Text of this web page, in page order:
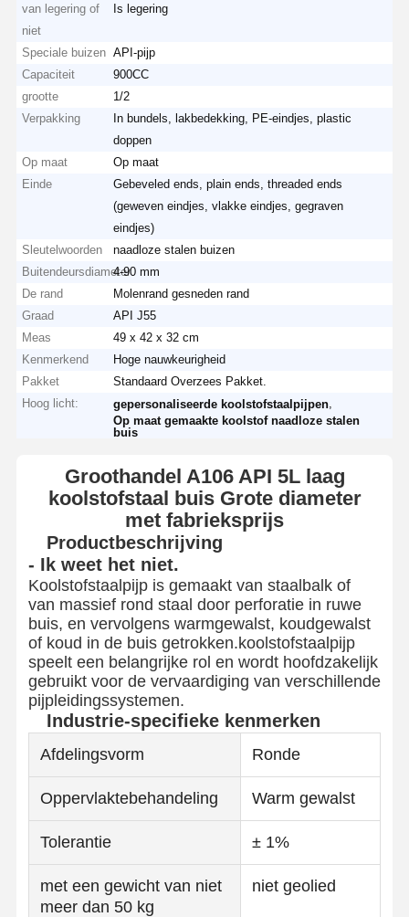
van legering of
niet
Is legering
Speciale buizen API-pijp
Capaciteit
900CC
grootte
1/2
Verpakking
In bundels, lakbedekking, PE-eindjes, plastic
doppen
Op maat
Op maat
Einde
Gebeveled ends, plain ends, threaded ends
(geweven eindjes, vlakke eindjes, gegraven
eindjes)
Sleutelwoorden
naadloze stalen buizen
Buitendeursdiameter4-90 mm
De rand
Molenrand gesneden rand
Graad
API J55
Meas
49 x 42 x 32 cm
Kenmerkend
Hoge nauwkeurigheid
Pakket
Standaard Overzees Pakket.
Hoog licht:
gepersonaliseerde koolstofstaalpijpen
Op maat gemaakte koolstof naadloze stalen
buis
Groothandel A106 API 5L laag
koolstofstaal buis Grote diameter
met fabrieksprijs
Productbeschrijving
- Ik weet het niet.
Koolstofstaalpijp is gemaakt van staalbalk of
van massief rond staal door perforatie in ruwe
buis, en vervolgens warmgewalst, koudgewalst
of koud in de buis getrokken.koolstofstaalpijp
speelt een belangrijke rol en wordt hoofdzakelijk
gebruikt voor de vervaardiging van verschillende
pijpleidingssystemen.
Industrie-specifieke kenmerken
Afdelingsvorm Ronde
Oppervlaktebehandeling Warm gewalst
Tolerantie ± 1%
met een gewicht van niet
meer dan 50 kg
niet geolied